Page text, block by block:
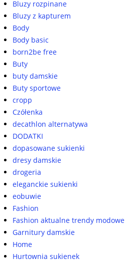
Bluzy rozpinane
Bluzy z kapturem
Body
Body basic
born2be free
Buty
buty damskie
Buty sportowe
cropp
Czółenka
decathlon alternatywa
DODATKI
dopasowane sukienki
dresy damskie
drogeria
eleganckie sukienki
eobuwie
Fashion
Fashion aktualne trendy modowe
Garnitury damskie
Home
Hurtownia sukienek